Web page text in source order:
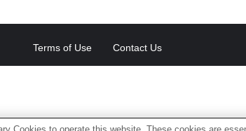
Terms of Use Contact Us